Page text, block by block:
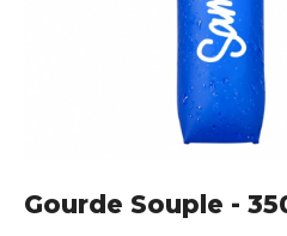
Gourde Souple -